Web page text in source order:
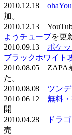
2010.12.18
加。
2010.12.13
ようチューブを更
2010.09.13 ポケ
ブラックホワイト
2010.08.05 ZAPA
た。
2010.08.08 ツン
2010.06.12 無料
開
2010.04.28
ドラ
売